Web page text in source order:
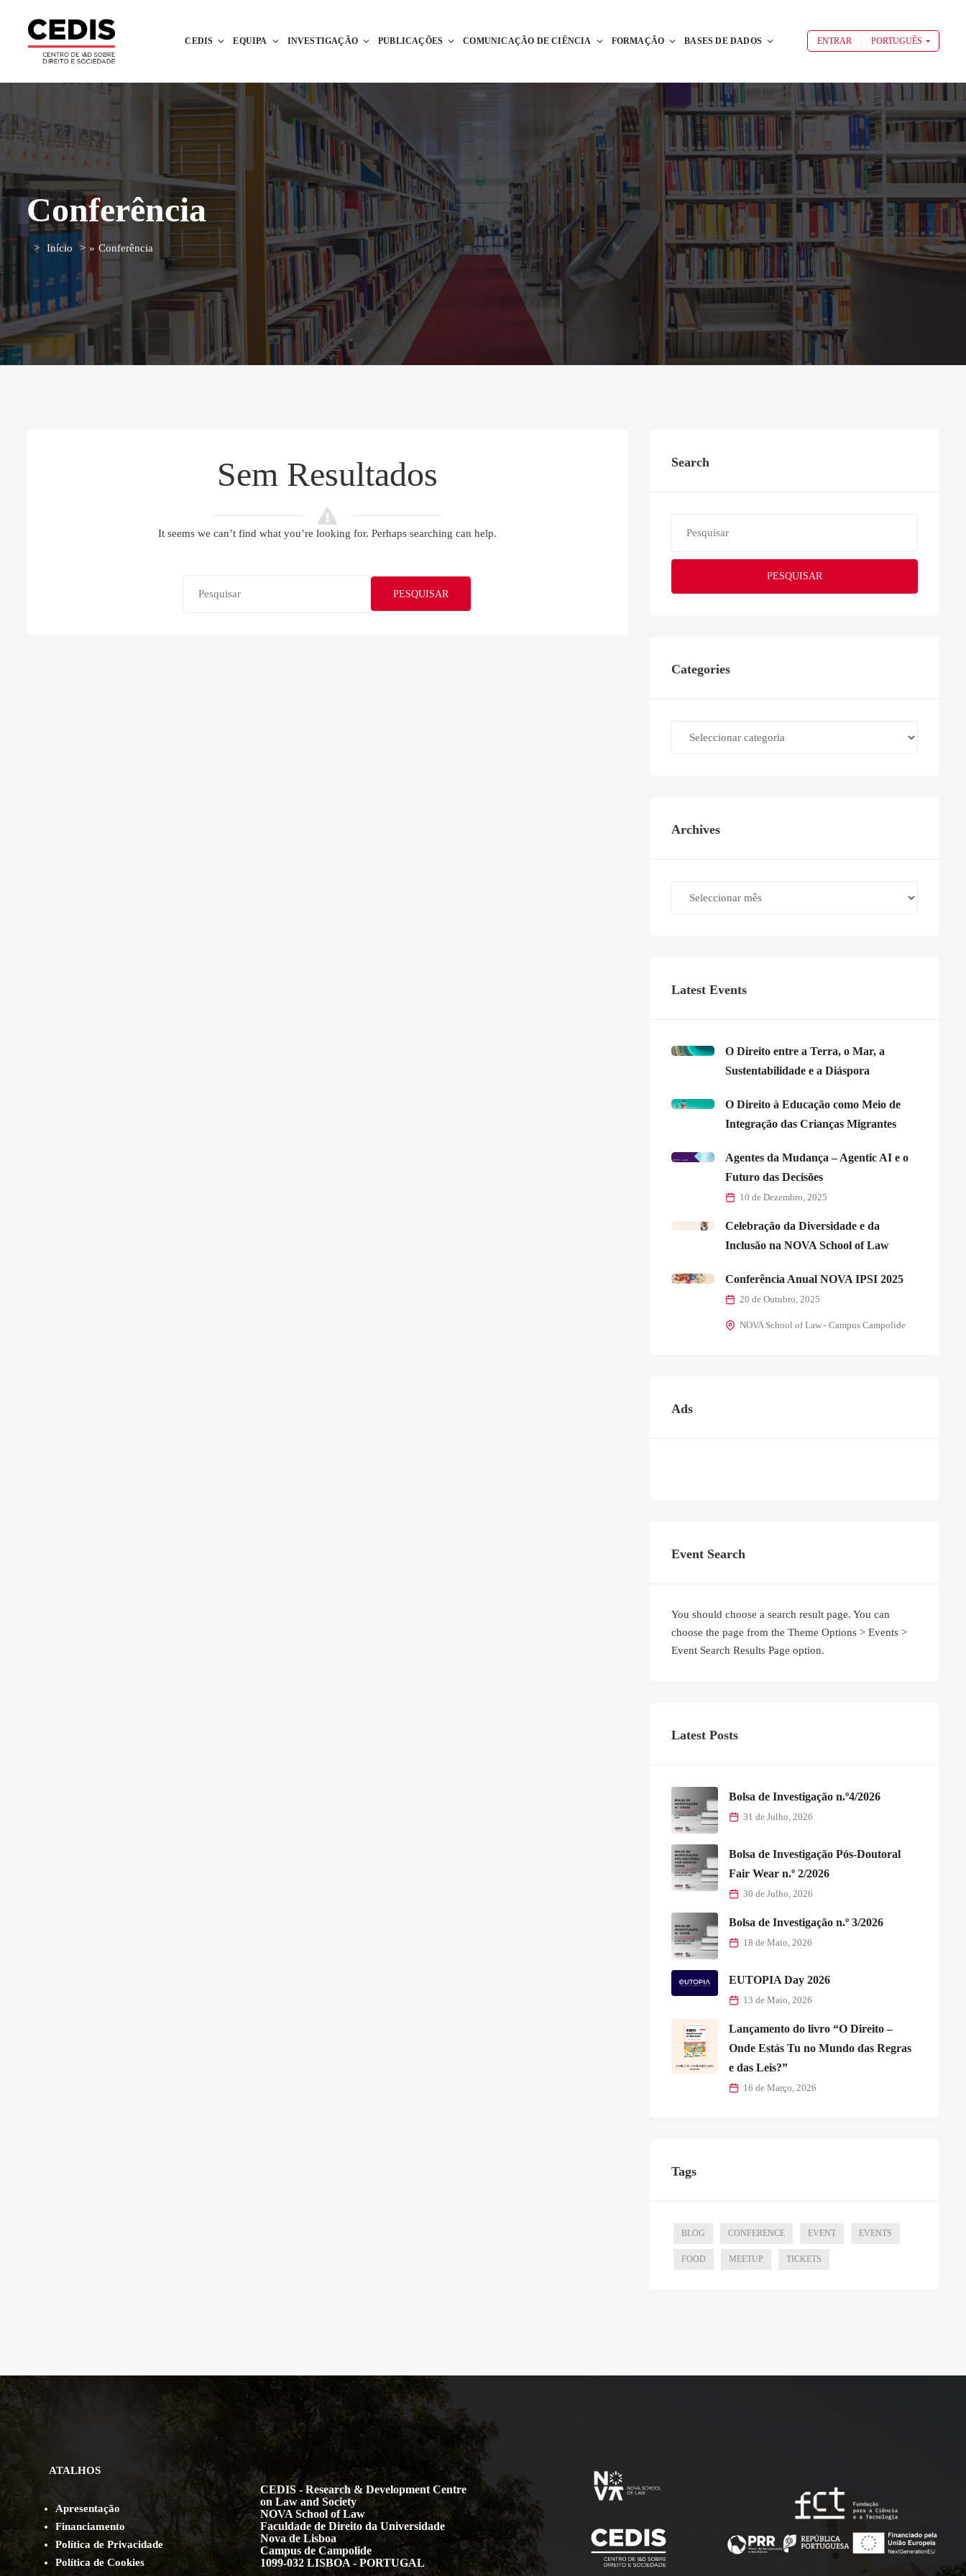
CEDIS EQUIPA INVESTIGAÇÃO PUBLICAÇÕES COMUNICAÇÃO DE CIÊNCIA FORMAÇÃO BASES DE DADOS ENTRAR PORTUGUÊS
Conferência
Início » Conferência
Sem Resultados
It seems we can’t find what you’re looking for. Perhaps searching can help.
PESQUISAR
Search
PESQUISAR
Categories
Archives
Latest Events
O Direito entre a Terra, o Mar, a
Sustentabilidade e a Diáspora
O Direito à Educação como Meio de
Integração das Crianças Migrantes
Agentes da Mudança – Agentic AI e o
Futuro das Decisões
10 de Dezembro, 2025
Celebração da Diversidade e da
Inclusão na NOVA School of Law
Conferência Anual NOVA IPSI 2025
20 de Outubro, 2025
NOVA School of Law - Campus Campolide
Ads
Event Search
You should choose a search result page. You can
choose the page from the Theme Options > Events >
Event Search Results Page option.
Latest Posts
Bolsa de Investigação n.º4/2026
31 de Julho, 2026
Bolsa de Investigação Pós-Doutoral
Fair Wear n.º 2/2026
30 de Julho, 2026
Bolsa de Investigação n.º 3/2026
18 de Maio, 2026
EUTOPIA Day 2026
13 de Maio, 2026
Lançamento do livro “O Direito –
Onde Estás Tu no Mundo das Regras
e das Leis?”
16 de Março, 2026
Tags
BLOG CONFERENCE EVENT EVENTS
FOOD MEETUP TICKETS
ATALHOS
Apresentação
Financiamento
Política de Privacidade
Política de Cookies
CEDIS - Research & Development Centre
on Law and Society
NOVA School of Law
Faculdade de Direito da Universidade
Nova de Lisboa
Campus de Campolide
1099-032 LISBOA - PORTUGAL